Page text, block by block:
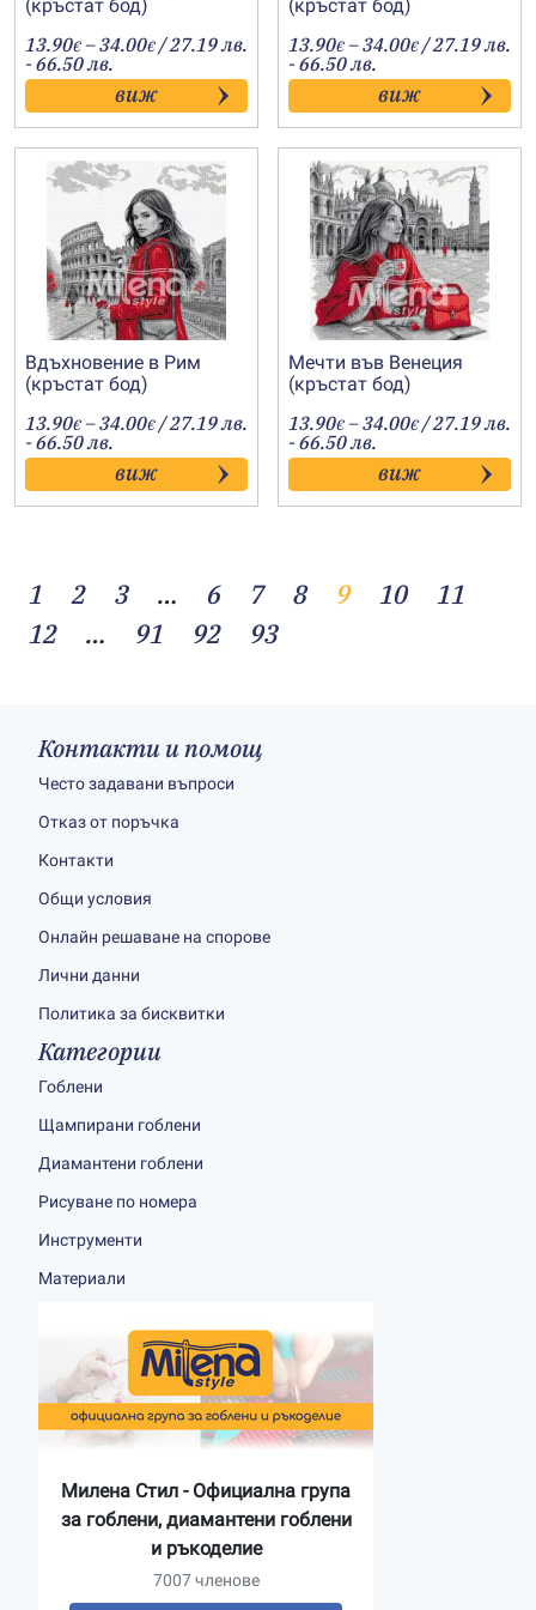
(кръстат бод)
13.90€ –34.00€Price
range:
13.90€
through
34.00€
/ 27.19 лв.
- 66.50 лв.
виж
(кръстат бод)
13.90€ –34.00€Price
range:
13.90€
through
34.00€
/ 27.19 лв.
- 66.50 лв.
виж
Вдъхновение в Рим
(кръстат бод)
13.90€ –34.00€Price
range:
13.90€
through
34.00€
/ 27.19 лв.
- 66.50 лв.
виж
Мечти във Венеция
(кръстат бод)
13.90€ –34.00€Price
range:
13.90€
through
34.00€
/ 27.19 лв.
- 66.50 лв.
виж
1 2 3 … 6 7 8 9 10
11
12
… 91 92 93
Контакти и помощ
Често задавани въпроси
Отказ от поръчка
Контакти
Общи условия
Онлайн решаване на спорове
Лични данни
Политика за бисквитки
Категории
Гоблени
Щампирани гоблени
Диамантени гоблени
Рисуване по номера
Инструменти
Материали
Милена Стил - Официална група
за гоблени, диамантени гоблени
и ръкоделие
7007 членове